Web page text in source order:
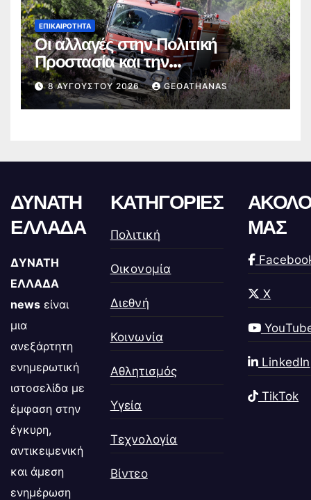
ΕΠΙΚΑΙΡΌΤΗΤΑ
Οι αλλαγές στην Πολιτική
Προστασία και την
Πυροσβεστική
8 ΑΥΓΟΎΣΤΟΥ 2026 GEOATHANAS
ΔΥΝΑΤΗ
ΕΛΛΑΔΑ
ΔΥΝΑΤΗ
ΕΛΛΑΔΑ
news είναι
μια
ανεξάρτητη
ενημερωτική
ιστοσελίδα με
έμφαση στην
έγκυρη,
αντικειμενική
και άμεση
ενημέρωση
ΚΑΤΗΓΟΡΙΕΣ
Πολιτική
Οικονομία
Διεθνή
Κοινωνία
Αθλητισμός
Υγεία
Τεχνολογία
Βίντεο
ΜΑΣ
X
LinkedIn
TikTok